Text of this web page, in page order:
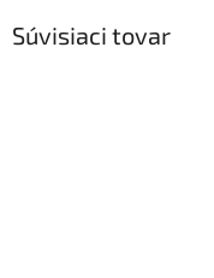
Súvisiaci tovar